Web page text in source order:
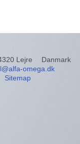
Lejre
Danmark
omega.dk
Sitemap